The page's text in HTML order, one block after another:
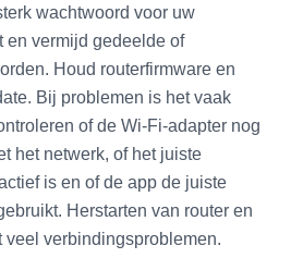
wachtwoord voor uw
en vermijd gedeelde of
Houd routerfirmware en
Bij problemen is het vaak
of de Wi‑Fi‑adapter nog
het netwerk, of het juiste
is en of de app de juiste
Herstarten van router en
veel verbindingsproblemen.